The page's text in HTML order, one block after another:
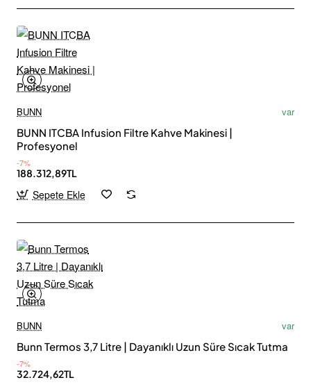
BUNN
var
BUNN ITCBA Infusion Filtre Kahve Makinesi |
Profesyonel
-7%
188.312,89TL
Sepete Ekle
BUNN
var
Bunn Termos 3,7 Litre | Dayanıklı Uzun Süre Sıcak Tutma
-7%
32.724,62TL